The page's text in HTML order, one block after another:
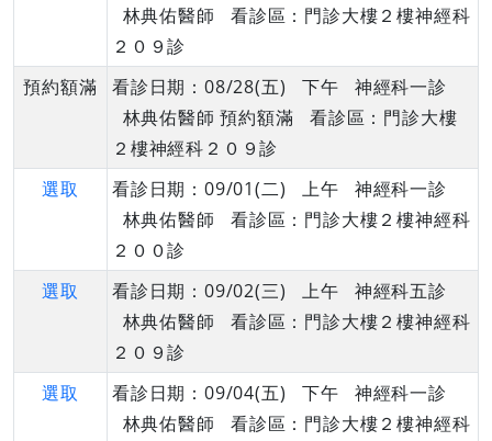
林典佑醫師 看診區：門診大樓２樓神經科
２０９診
預約額滿
看診日期：08/28(五) 下午 神經科一診
林典佑醫師 預約額滿 看診區：門診大樓
２樓神經科２０９診
選取
看診日期：09/01(二) 上午 神經科一診
林典佑醫師 看診區：門診大樓２樓神經科
２００診
選取
看診日期：09/02(三) 上午 神經科五診
林典佑醫師 看診區：門診大樓２樓神經科
２０９診
選取
看診日期：09/04(五) 下午 神經科一診
林典佑醫師 看診區：門診大樓２樓神經科